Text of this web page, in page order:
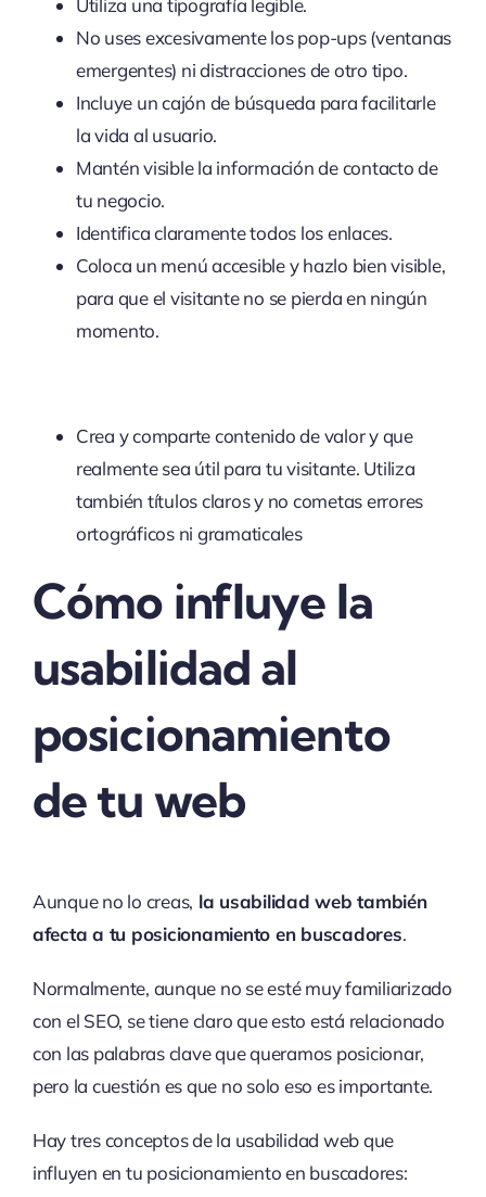
Utiliza una tipografía legible.
No uses excesivamente los pop-ups (ventanas
emergentes) ni distracciones de otro tipo.
Incluye un cajón de búsqueda para facilitarle
la vida al usuario.
Mantén visible la información de contacto de
tu negocio.
Identifica claramente todos los enlaces.
Coloca un menú accesible y hazlo bien visible,
para que el visitante no se pierda en ningún
momento.
Crea y comparte contenido de valor y que
realmente sea útil para tu visitante. Utiliza
también títulos claros y no cometas errores
ortográficos ni gramaticales
Cómo influye la
usabilidad al
posicionamiento
de tu web
Aunque no lo creas, la usabilidad web también
afecta a tu posicionamiento en buscadores.
Normalmente, aunque no se esté muy familiarizado
con el SEO, se tiene claro que esto está relacionado
con las palabras clave que queramos posicionar,
pero la cuestión es que no solo eso es importante.
Hay tres conceptos de la usabilidad web que
influyen en tu posicionamiento en buscadores: